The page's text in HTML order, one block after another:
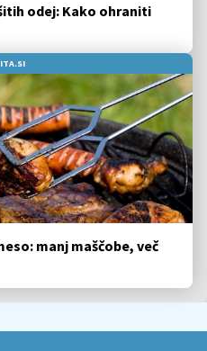
odej: Kako ohraniti
manj maščobe, več